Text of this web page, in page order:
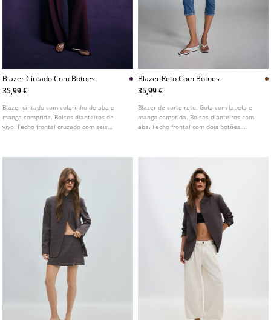
Blazer Cintado Com Botoes
35,99 €
Blazer cintado com colarinho de aba e
manga comprida. Bolsos dianteiros de
vivo. Fecho frontal cruzado com seis
Blazer Reto Com Botoes
35,99 €
Blazer de corte reto. Gola com lapela e
manga comprida. Bolsos dianteiros com
aba. Fecho frontal com dois botões.